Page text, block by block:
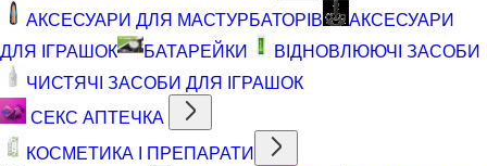
АКСЕСУАРИ ДЛЯ МАСТУРБАТОРІВ
АКСЕСУАРИ
ДЛЯ ІГРАШОК
БАТАРЕЙКИ
ВІДНОВЛЮЮЧІ ЗАСОБИ
ЧИСТЯЧІ ЗАСОБИ ДЛЯ ІГРАШОК
СЕКС АПТЕЧКА
КОСМЕТИКА І ПРЕПАРАТИ